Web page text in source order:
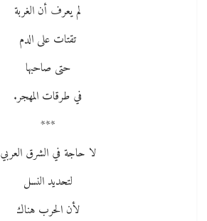
لم يعرف أن الغربة
تقتات على الدم
حتى صاحبها
في طرقات المهجر.
***
لا حاجة في الشرق العربي
لتحديد النسل
لأن الحرب هناك